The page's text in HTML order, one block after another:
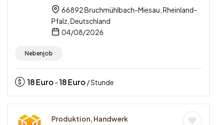
66892 Bruchmühlbach-Miesau, Rheinland-
Pfalz, Deutschland
04/08/2026
Nebenjob
18Euro -18Euro / Stunde
Produktion, Handwerk